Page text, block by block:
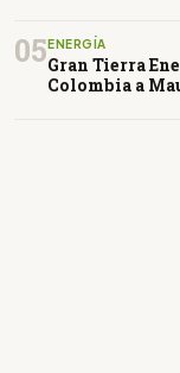
05 ENERGÍA
Gran Tierra
Colombia a